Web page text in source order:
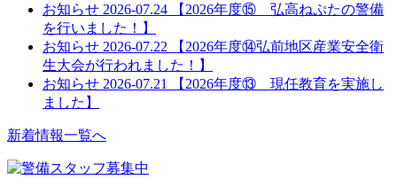
お知らせ 2026-07.24
【2026年度⑮ 弘高ねぷたの警備
を行いました！】
お知らせ 2026-07.22
【2026年度⑭弘前地区産業安全衛
生大会が行われました！】
お知らせ 2026-07.21
【2026年度⑬ 現任教育を実施し
ました】
新着情報一覧へ